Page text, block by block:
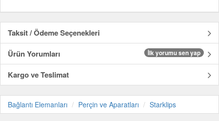
Taksit / Ödeme Seçenekleri
Ürün Yorumları
İlk yorumu sen yap
Kargo ve Teslimat
Bağlantı Elemanları Perçin ve Aparatları Starklips